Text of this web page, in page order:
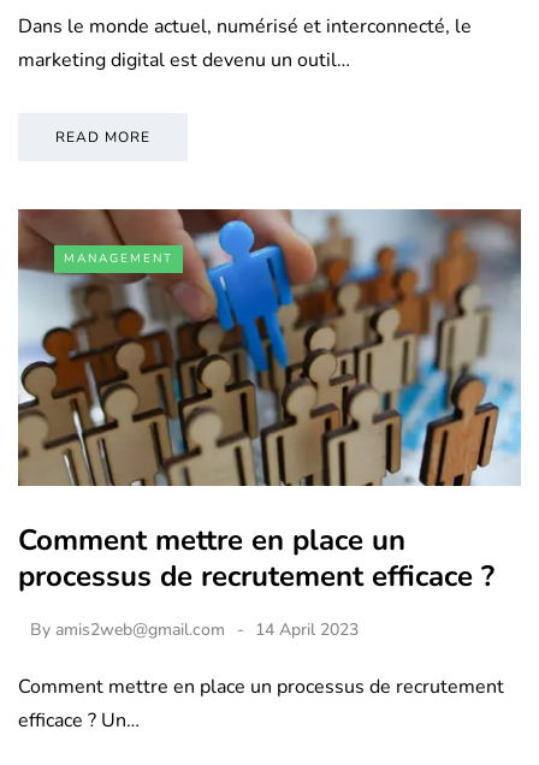
Dans le monde actuel, numérisé et interconnecté, le
marketing digital est devenu un outil…
READ MORE
MANAGEMENT
Comment mettre en place un
processus de recrutement efficace ?
By amis2web@gmail.com 14 April 2023
Comment mettre en place un processus de recrutement
efficace ? Un…